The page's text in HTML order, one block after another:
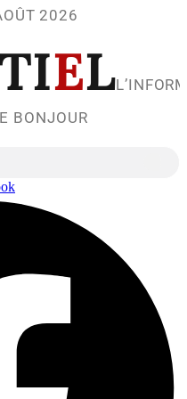
2026
EL
BONJOUR